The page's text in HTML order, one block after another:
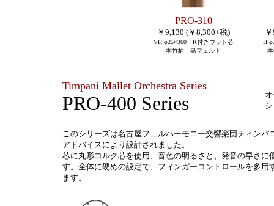
PRO-310
￥9,130 (￥8,300+税)
VH φ25×360 R付きウッド芯
本竹柄 黒フェルト
H
Timpani Mallet Orchestra Series
PRO-400 Series
このシリーズは名古屋フェルハーモニー交響楽団ティンパ
アドバイスにより設計されました。
芯に丸形コルク芯を使用、音色の明るさと、発音の早さに
す。全体に硬めの設定で、フィンガーコントロールを多用
ます。